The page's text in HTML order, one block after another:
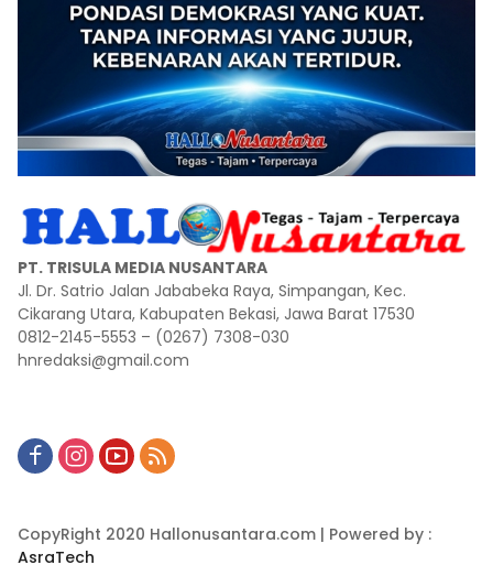
PT. TRISULA MEDIA NUSANTARA
Jl. Dr. Satrio Jalan Jababeka Raya, Simpangan, Kec.
Cikarang Utara, Kabupaten Bekasi, Jawa Barat 17530
0812-2145-5553 – (0267) 7308-030
hnredaksi@gmail.com
CopyRight 2020 Hallonusantara.com | Powered by :
AsraTech